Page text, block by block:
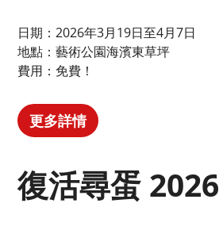
日期：2026年3月19日至4月7日
地點：藝術公園海濱東草坪
費用：免費！
更多詳情
復活尋蛋 2026